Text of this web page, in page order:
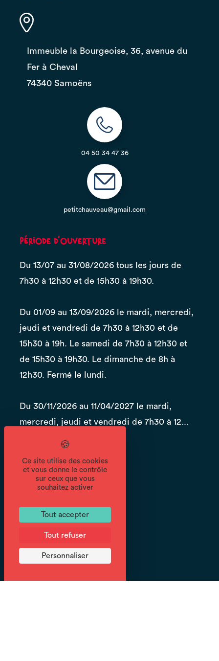
Immeuble la Bourgeoise, 36, avenue du
Fer à Cheval
74340 Samoëns
04 50 34 47 36
petitchauveau@gmail.com
Période d'ouverture
Du 13/07 au 31/08/2026 tous les jours de
7h30 à 12h30 et de 15h30 à 19h30.
Du 01/09 au 13/09/2026 le mardi, mercredi,
jeudi et vendredi de 7h30 à 12h30 et de
15h30 à 19h. Le samedi de 7h30 à 12h30 et
de 15h30 à 19h30. Le dimanche de 8h à
12h30. Fermé le lundi.
Du 30/11/2026 au 11/04/2027 le mardi,
mercredi, jeudi et vendredi de 7h30 à 12...
Tarifs
Tarifs non communiqués.
Documents
Menu
Ce site utilise des cookies
et vous donne le contrôle
sur ceux que vous
souhaitez activer
Tout accepter
Tout refuser
Personnaliser